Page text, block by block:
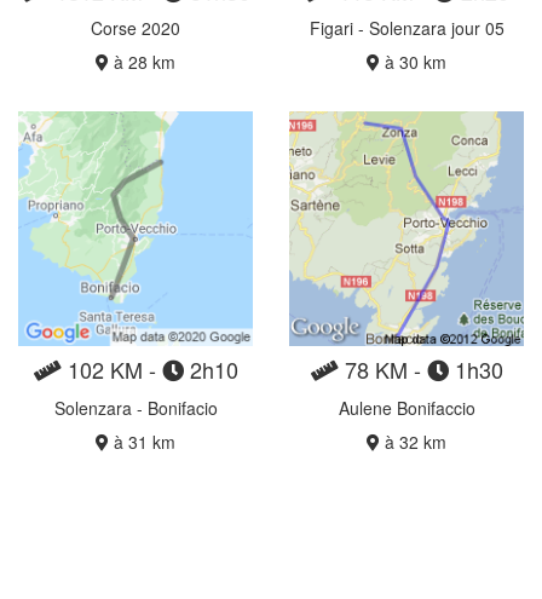
Corse 2020
à 28 km
Figari - Solenzara jour 05
à 30 km
102 KM - 2h10
Solenzara - Bonifacio
à 31 km
78 KM - 1h30
Aulene Bonifaccio
à 32 km